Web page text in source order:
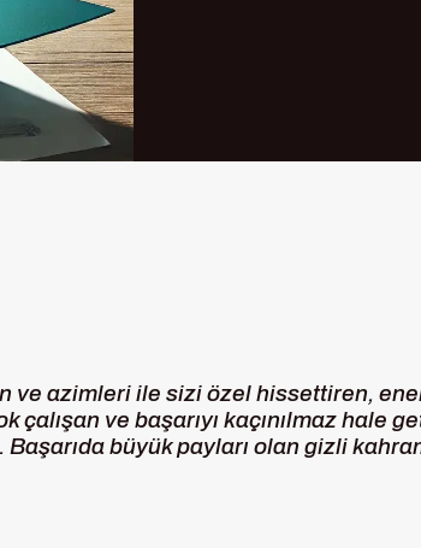
ve azimleri ile sizi özel hissettiren,
çalışan ve başarıyı kaçınılmaz hale
büyük payları olan gizli